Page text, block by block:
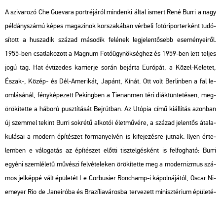
A szi­va­ro­zó Che Gu­e­va­ra port­ré­já­ról min­den­ki által is­mert René Burri a nagy
pél­dány­szá­mú képes ma­ga­zi­nok kor­sza­ká­ban vér­be­li fo­tó­ri­por­ter­ként tu­dó­
sí­tott a hu­sza­dik szá­zad má­so­dik fe­lé­nek leg­je­len­tő­sebb ese­mé­nye­i­ről.
1955-ben csat­la­ko­zott a Mag­num Fo­tó­ügy­nök­ség­hez és 1959-ben lett tel­jes
jogú tag. Hat év­ti­ze­des kar­ri­er­je során be­jár­ta Eu­ró­pát, a Közel-Ke­le­tet,
Észak-, Közép- és Dél-Ame­ri­kát, Ja­pánt, Kínát. Ott volt Ber­lin­ben a fal le­
om­lá­sá­nál, fény­ké­pe­zett Pe­king­ben a Ti­en­an­men téri di­ák­tün­te­té­sen, meg­
örö­kí­tet­te a há­bo­rú pusz­tí­tá­sát Bej­rút­ban. Az Utó­pia című ki­ál­lí­tás azon­ban
új szem­mel te­kint Burri sok­ré­tű al­ko­tói élet­mű­vé­re, a szá­zad je­len­tős át­ala­
ku­lá­sai a mo­dern épí­té­szet for­ma­nyel­vén is ki­fe­je­zés­re jut­nak. Ilyen ér­te­
lem­ben e vá­lo­ga­tás az épí­té­szet előt­ti tisz­tel­gés­ként is fel­fog­ha­tó: Burri
egyé­ni szem­lé­le­tű mű­vé­szi fel­vé­te­le­ken örö­kí­tet­te meg a mo­der­niz­mus szá­
mos jel­kép­pé vált épü­le­tét Le Cor­bu­si­er Ronc­hamp-i ká­pol­ná­já­tól, Oscar Ni­
e­meyer Rio de Ja­nei­ró­ba és Bra­zí­lia­vá­ros­ba ter­ve­zett mi­nisz­té­ri­um épü­le­té­